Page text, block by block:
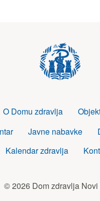
O Domu zdravlja
Javne nabavke
Kalendar zdravlja
© 2026 Dom zdravlja Novi